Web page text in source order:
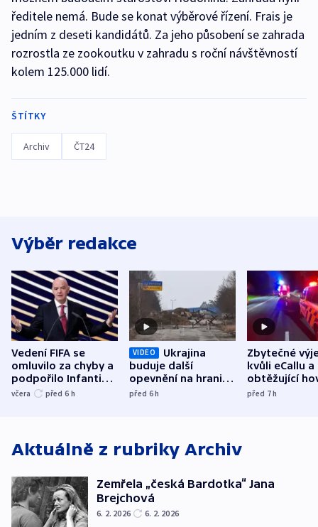
ředitele nemá. Bude se konat výběrové řízení. Frais je
jedním z deseti kandidátů. Za jeho působení se zahrada
rozrostla ze zookoutku v zahradu s roční návštěvností
kolem 125.000 lidí.
ŠTÍTKY
Archiv ČT24
Výběr redakce
Vedení FIFA se
omluvilo za chyby a
podpořilo Infantina.
UEFA trvá na
včera před 6 h
VIDEO
Ukrajina
buduje další
opevnění na hranici
s Běloruskem
před 6h
Zbytečné
kvůli eCallu a
obtěžující
zdržují
před 7h
Aktuálně z rubriky Archiv
Zemřela „česká Bardotka“ Jana
Brejchová
6. 2. 2026 6. 2. 2026